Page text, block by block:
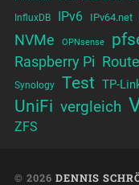
InfluxDB IPv6 IPv64.net
NVMe OPNsense
Raspberry Pi
Synology Test TP-
UniFi vergleich
ZFS
© 2026 DENNIS